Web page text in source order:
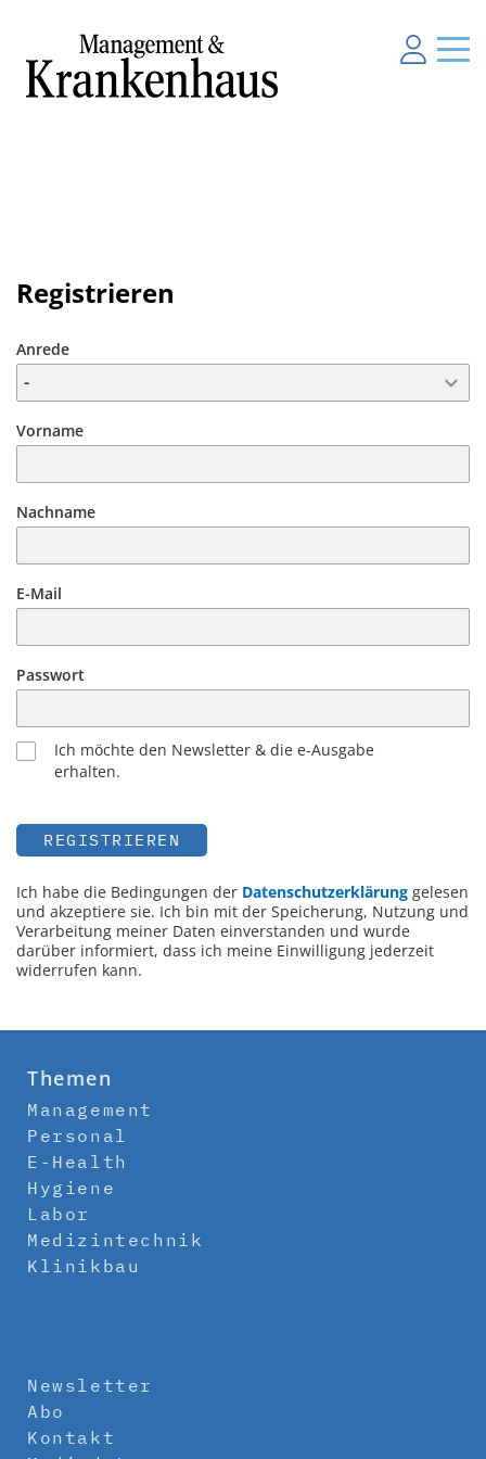
Registrieren
Anrede
Vorname
Nachname
E-Mail
Passwort
Ich möchte den Newsletter & die e-Ausgabe
erhalten.
REGISTRIEREN
Ich habe die Bedingungen der Datenschutzerklärung gelesen
und akzeptiere sie. Ich bin mit der Speicherung, Nutzung und
Verarbeitung meiner Daten einverstanden und wurde
darüber informiert, dass ich meine Einwilligung jederzeit
widerrufen kann.
Themen
Management
Personal
E-Health
Hygiene
Labor
Medizintechnik
Klinikbau
Newsletter
Abo
Kontakt